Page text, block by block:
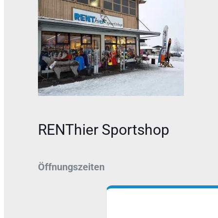
RENThier Sportshop
Öffnungszeiten